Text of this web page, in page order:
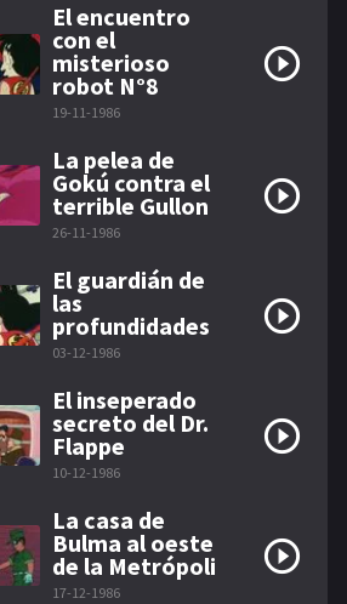
El encuentro
con el
misterioso
robot N°8
19-11-1986
La pelea de
Gokú contra el
terrible Gullon
26-11-1986
El guardián de
las
profundidades
03-12-1986
El inseperado
secreto del Dr.
Flappe
10-12-1986
La casa de
Bulma al oeste
de la Metrópoli
17-12-1986